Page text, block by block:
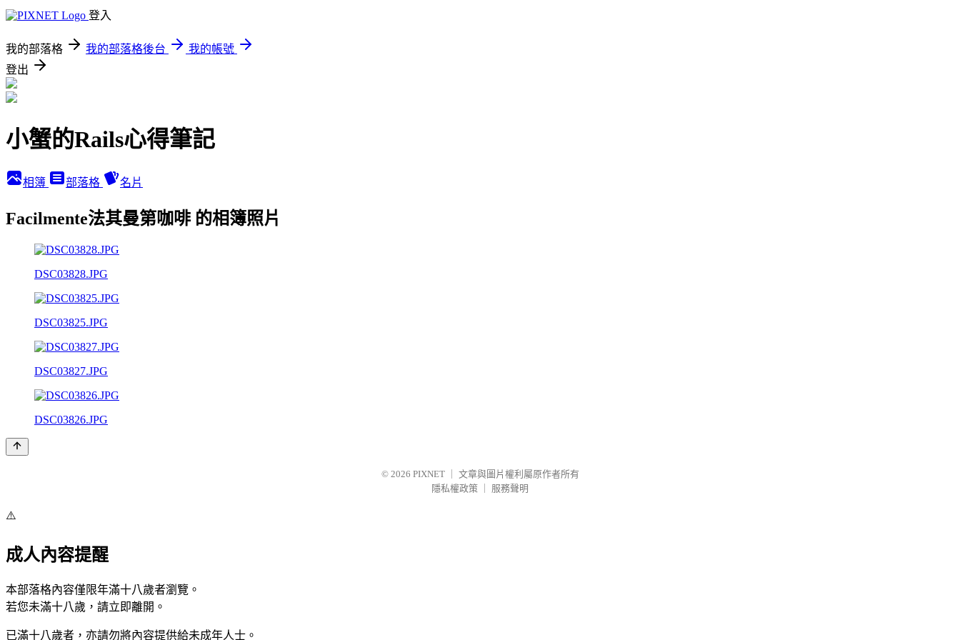
登入
我的部落格 我的部落格後台
我的帳號
登出
小蟹的Rails心得筆記
相簿 部落格 名片
Facilmente法其曼第咖啡 的相簿照片
DSC03828.JPG
DSC03825.JPG
DSC03827.JPG
DSC03826.JPG
© 2026 PIXNET
文章與圖片權利屬原作者所有
隱私權政策
服務聲明
⚠️
成人內容提醒
本部落格內容僅限年滿十八歲者瀏覽。
若您未滿十八歲，請立即離開。
已滿十八歲者，亦請勿將內容提供給未成年人士。